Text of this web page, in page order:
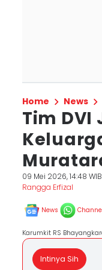
Home News
Tim DVI
09 Mei 2026, 14:48 WIB
Rangga Erfizal
News
Karumkit RS
Intinya Sih